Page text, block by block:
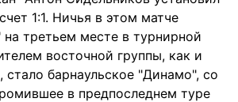
1:1. Ничья в этом матче
на третьем месте в турнирной
восточной группы, как и
стало барнаульское "Динамо", со
в предпоследнем туре